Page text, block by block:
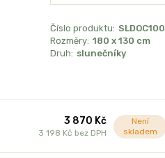
Číslo produktu: SLDOC100
Rozměry: 180 x 130 cm
Druh: slunečníky
3 870 Kč
3 198 Kč bez DPH
Není
skladem